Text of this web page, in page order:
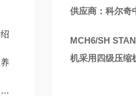
供应商：科尔奇
MCH6/SH
机采用四级压缩